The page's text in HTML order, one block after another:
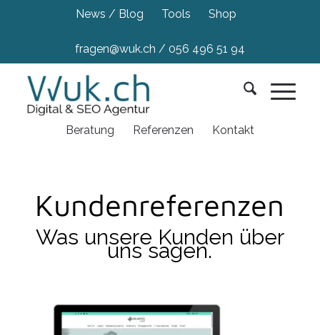
News / Blog Tools Shop
fragen@wuk.ch / 056 496 51 94
Beratung Referenzen Kontakt
Kundenreferenzen
Was unsere Kunden über
uns sagen.